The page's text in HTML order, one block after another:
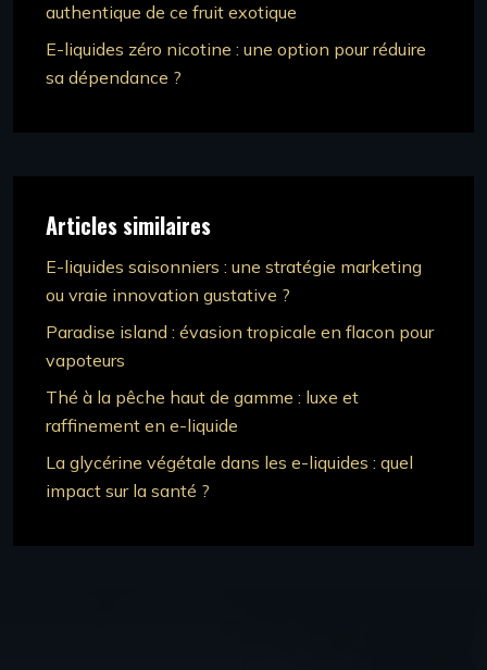
authentique de ce fruit exotique
E-liquides zéro nicotine : une option pour réduire
sa dépendance ?
Articles similaires
E-liquides saisonniers : une stratégie marketing
ou vraie innovation gustative ?
Paradise island : évasion tropicale en flacon pour
vapoteurs
Thé à la pêche haut de gamme : luxe et
raffinement en e-liquide
La glycérine végétale dans les e-liquides : quel
impact sur la santé ?